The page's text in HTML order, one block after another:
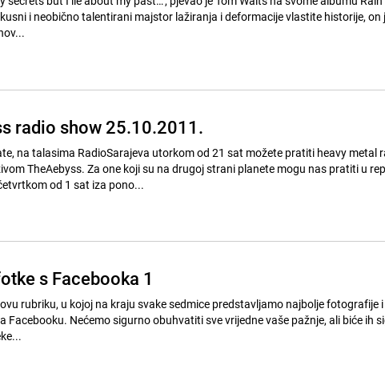
i neobično talentirani majstor lažiranja i deformacije vlastite historije, on
radio show 25.10.2011.
na talasima RadioSarajeva utorkom od 21 sat možete pratiti heavy metal
TheAebyss. Za one koji su na drugoj strani planete mogu nas pratiti u
od 1 sat iza pono...
s Facebooka 1
rubriku, u kojoj na kraju svake sedmice predstavljamo najbolje fotografije
Facebooku. Nećemo sigurno obuhvatiti sve vrijedne vaše pažnje, ali biće ih